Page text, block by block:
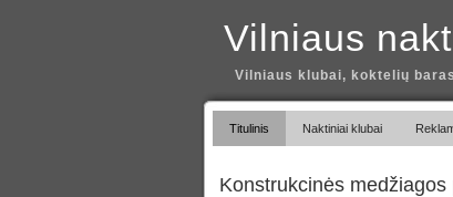
Vilniaus
Vilniaus klubai, koktelių
Titulinis Naktiniai klubai
Konstrukcinės medžiagos